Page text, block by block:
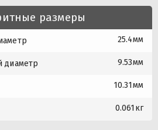
размеры
25.4мм
диаметр 9.53мм
10.31мм
0.061кг